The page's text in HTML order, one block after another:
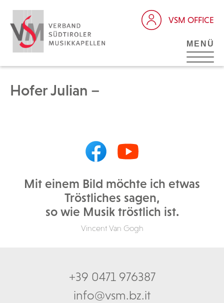
VSM OFFICE
MENÜ
Hofer Julian –
Mit einem Bild möchte ich etwas
Tröstliches sagen,
so wie Musik tröstlich ist.
Vincent Van Gogh
+39 0471 976387
info@vsm.bz.it